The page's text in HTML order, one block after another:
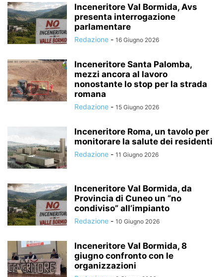
Inceneritore Val Bormida, Avs
presenta interrogazione
parlamentare
Redazione - 16 Giugno 2026
Inceneritore Santa Palomba,
mezzi ancora al lavoro
nonostante lo stop per la strada
romana
Redazione - 15 Giugno 2026
Inceneritore Roma, un tavolo per
monitorare la salute dei residenti
Redazione - 11 Giugno 2026
Inceneritore Val Bormida, da
Provincia di Cuneo un “no
condiviso” all’impianto
Redazione - 10 Giugno 2026
Inceneritore Val Bormida, 8
giugno confronto con le
organizzazioni